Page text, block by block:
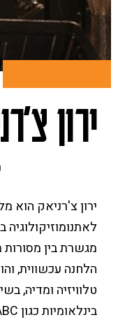
ירון
ירון צ'רניאק הוא
מגשרת בין מסורות
הלחנה עכשווית,
טלוויזיה ומדיה,
בינלאומיות כגון Netflix, ABC ו-Disney.
מסלול למוסיקה
מסלול תיאטרון
מסלול מוסיקה
מסלול הלחנה
מסלול מוסיקה
מסלול ביצוע
הממונה על המשמעת
זכויות סטודנטים
סטודנטים שאינם